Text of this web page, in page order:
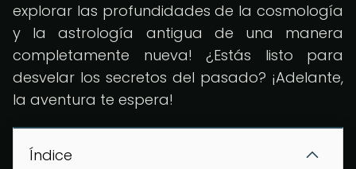
explorar las profundidades de la cosmología
y la astrología antigua de una manera
completamente nueva! ¿Estás listo para
desvelar los secretos del pasado? ¡Adelante,
la aventura te espera!
Índice